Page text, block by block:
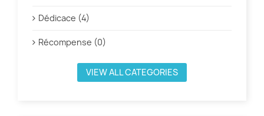
Dédicace (4)
Récompense (0)
VIEW ALL CATEGORIES